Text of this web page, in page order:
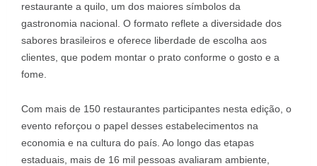
restaurante a quilo, um dos maiores símbolos da
gastronomia nacional. O formato reflete a diversidade dos
sabores brasileiros e oferece liberdade de escolha aos
clientes, que podem montar o prato conforme o gosto e a
fome.
Com mais de 150 restaurantes participantes nesta edição, o
evento reforçou o papel desses estabelecimentos na
economia e na cultura do país. Ao longo das etapas
estaduais, mais de 16 mil pessoas avaliaram ambiente,